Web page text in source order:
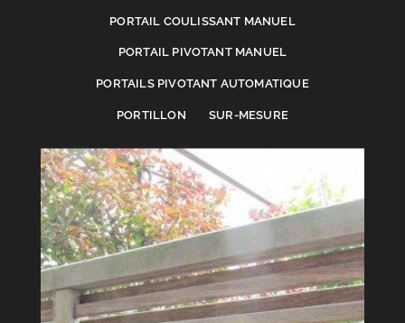
PORTAIL COULISSANT MANUEL
PORTAIL PIVOTANT MANUEL
PORTAILS PIVOTANT AUTOMATIQUE
PORTILLON SUR-MESURE